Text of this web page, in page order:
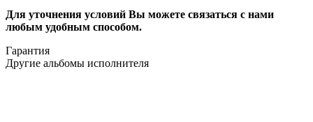
Для уточнения условий Вы можете связаться с нами
любым удобным способом.
Гарантия
Другие альбомы исполнителя